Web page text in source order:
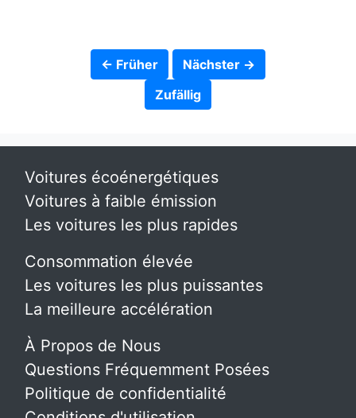
← Früher
Nächster →
Zufällig
Voitures écoénergétiques
Voitures à faible émission
Les voitures les plus rapides
Consommation élevée
Les voitures les plus puissantes
La meilleure accélération
À Propos de Nous
Questions Fréquemment Posées
Politique de confidentialité